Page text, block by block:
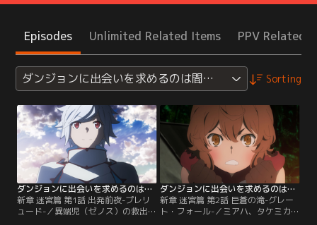
Episodes Unlimited Related Items PPV Related
ダンジョンに出会いを求めるのは間違っているだろうかIV
Sorting
ダンジョンに出会いを求めるのは間違っているだろうかIV 第01話
新章 迷宮篇 第1話 出発前夜-プレリ
ュード-／異端児（ゼノス）の救出、
ダンジョンに出会いを求めるのは間違っているだろうかIV 第02話
新章 迷宮篇 第2話 巨蒼の滝-グレー
ト・フォール-／ミアハ、タケミカヅ